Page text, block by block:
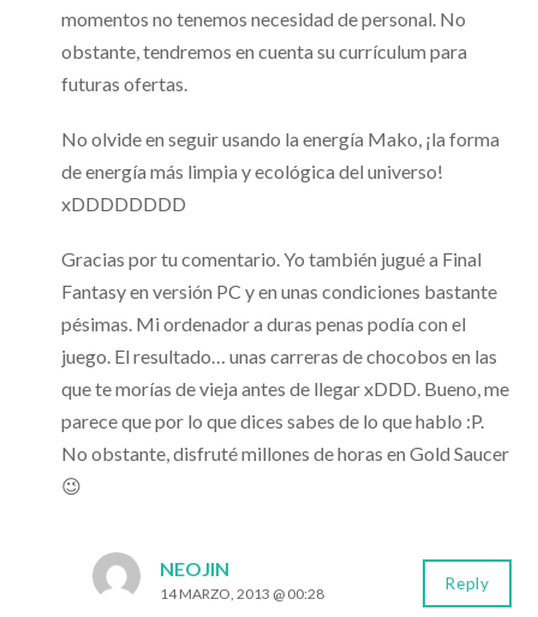
momentos no tenemos necesidad de personal. No
obstante, tendremos en cuenta su currículum para
futuras ofertas.
No olvide en seguir usando la energía Mako, ¡la forma
de energía más limpia y ecológica del universo!
xDDDDDDDD
Gracias por tu comentario. Yo también jugué a Final
Fantasy en versión PC y en unas condiciones bastante
pésimas. Mi ordenador a duras penas podía con el
juego. El resultado… unas carreras de chocobos en las
que te morías de vieja antes de llegar xDDD. Bueno, me
parece que por lo que dices sabes de lo que hablo :P.
No obstante, disfruté millones de horas en Gold Saucer
😉
NEOJIN
14 MARZO, 2013 @ 00:28
Reply